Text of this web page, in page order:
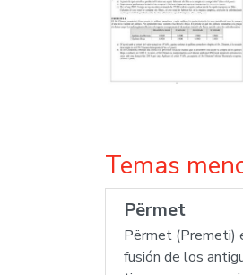
Temas
Përmet
Përmet (Premeti)
fusión de los